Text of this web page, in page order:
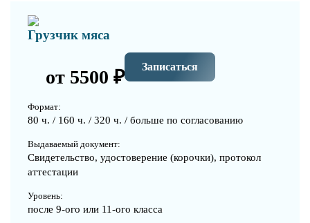
Грузчик мяса
от 5500 ₽ Записаться
Формат:
80 ч. / 160 ч. / 320 ч. / больше по согласованию
Выдаваемый документ:
Свидетельство, удостоверение (корочки), протокол
аттестации
Уровень:
после 9-ого или 11-ого класса